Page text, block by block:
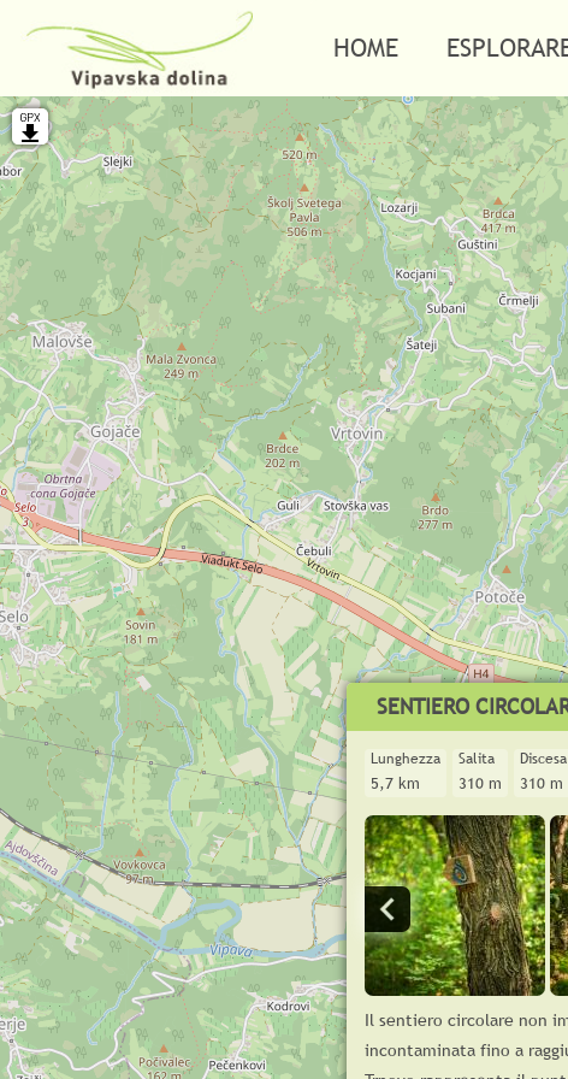
HOME
SENTIERO
Lunghezza
5,7 km
Salita
310 m
Discesa
310 m
Il sentiero circolare non
incontaminata fino a